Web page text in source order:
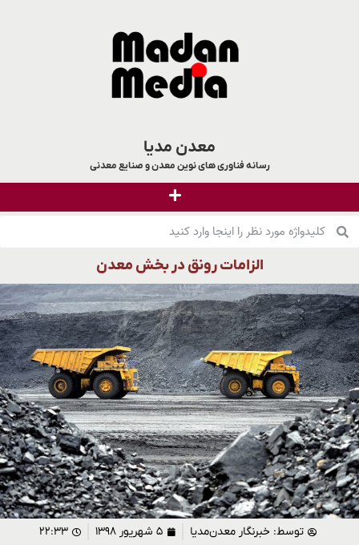
معدن مدیا
رسانه فناوری های نوین معدن و صنایع معدنی
الزامات رونق در بخش معدن
توسط: خبرنگار معدن‌مدیا ۵ شهریور ۱۳۹۸ ۲۲:۳۳